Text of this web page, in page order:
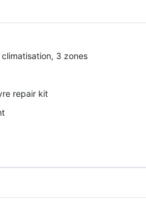
3 zones
repair kit